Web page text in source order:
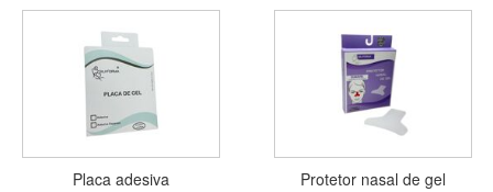
Placa adesiva Protetor nasal de gel